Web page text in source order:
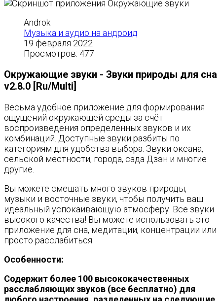
Androk
Музыка и аудио на андроид
19 февраля 2022
Просмотров: 477
Окружающие звуки - Звуки природы для сна
v2.8.0 [Ru/Multi]
Весьма удобное приложение для формирования
ощущений окружающей среды за счёт
воспроизведения определённых звуков и их
комбинаций. Доступные звуки разбиты по
категориям для удобства выбора. Звуки океана,
сельской местности, города, сада Дзэн и многие
другие.
Вы можете смешать много звуков природы,
музыки и восточные звуки, чтобы получить ваш
идеальный успокаивающую атмосферу. Все звуки
высокого качества! Вы можете использовать это
приложение для сна, медитации, концентрации или
просто расслабиться.
Особенности:
Содержит более 100 высококачественных
расслабляющих звуков (все бесплатно) для